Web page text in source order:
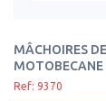
MÂCHOIRES
MOTOBECANE
Ref: 9370